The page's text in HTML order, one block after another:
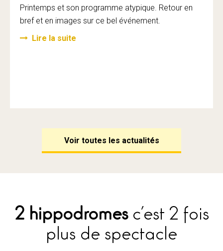
Printemps et son programme atypique. Retour en
bref et en images sur ce bel événement.
Lire la suite
Voir toutes les actualités
2 hippodromesc’est 2 fois
plus de spectacle